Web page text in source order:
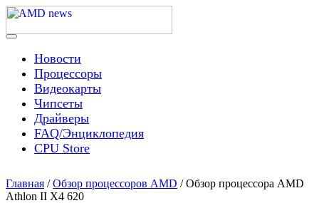
Skip
content
AMD news
Menu
Новости
Процессоры
Видеокарты
Чипсеты
Драйверы
FAQ/Энциклопедия
CPU Store
Главная /Обзор процессоров AMD / Обзор процессора AMD
Athlon II X4 620